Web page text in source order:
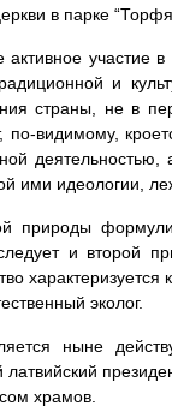
в парке
участие
и
страны, не в
по-видимому,
ими идеологии,
природы
и второй
эколог.
ныне
храмов.